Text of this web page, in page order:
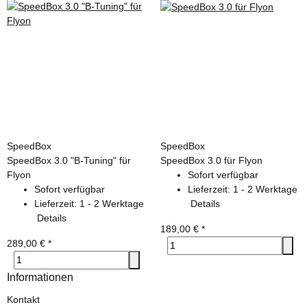
SpeedBox
SpeedBox 3.0 "B-Tuning" für
Flyon
Sofort verfügbar
Lieferzeit: 1 - 2 Werktage
Details
289,00 € *
SpeedBox
SpeedBox 3.0 für Flyon
Sofort verfügbar
Lieferzeit: 1 - 2 Werktage
Details
189,00 € *
Informationen
Kontakt